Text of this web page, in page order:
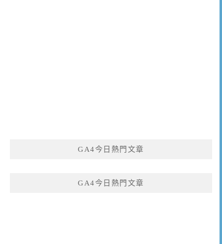
GA4今日熱門文章
GA4今日熱門文章